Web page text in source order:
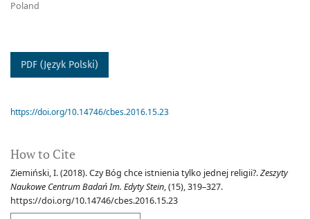
Poland
PDF (Język Polski)
How to Cite
Ziemiński, I. (2018). Czy Bóg chce istnienia tylko jednej religii?.Zeszyty
Naukowe Centrum Badań Im. Edyty Stein, (15), 319–327.
https://doi.org/10.14746/cbes.2016.15.23
https://doi.org/10.14746/cbes.2016.15.23